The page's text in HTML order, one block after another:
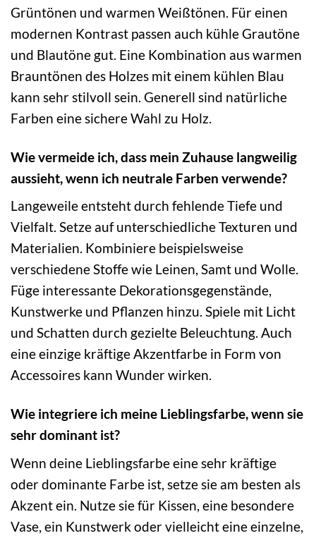
Grüntönen und warmen Weißtönen. Für einen
modernen Kontrast passen auch kühle Grautöne
und Blautöne gut. Eine Kombination aus warmen
Brauntönen des Holzes mit einem kühlen Blau
kann sehr stilvoll sein. Generell sind natürliche
Farben eine sichere Wahl zu Holz.
Wie vermeide ich, dass mein Zuhause langweilig
aussieht, wenn ich neutrale Farben verwende?
Langeweile entsteht durch fehlende Tiefe und
Vielfalt. Setze auf unterschiedliche Texturen und
Materialien. Kombiniere beispielsweise
verschiedene Stoffe wie Leinen, Samt und Wolle.
Füge interessante Dekorationsgegenstände,
Kunstwerke und Pflanzen hinzu. Spiele mit Licht
und Schatten durch gezielte Beleuchtung. Auch
eine einzige kräftige Akzentfarbe in Form von
Accessoires kann Wunder wirken.
Wie integriere ich meine Lieblingsfarbe, wenn sie
sehr dominant ist?
Wenn deine Lieblingsfarbe eine sehr kräftige
oder dominante Farbe ist, setze sie am besten als
Akzent ein. Nutze sie für Kissen, eine besondere
Vase, ein Kunstwerk oder vielleicht eine einzelne,